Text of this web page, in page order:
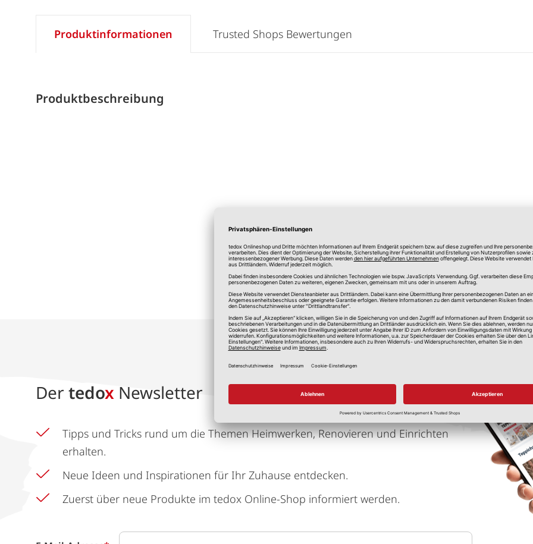
Produktinformationen
Produktbeschreibung
Trusted Shops Bewertungen
*Alle Preise in Euro, inkl. gesetzlicher Mehrwertsteuer, zzgl.
Der tedox Newsletter
Tipps und Tricks rund um die Themen Heimwerken, Renovieren und Einrichten
erhalten.
Neue Ideen und Inspirationen für Ihr Zuhause entdecken.
Zuerst über neue Produkte im tedox Online-Shop informiert werden.